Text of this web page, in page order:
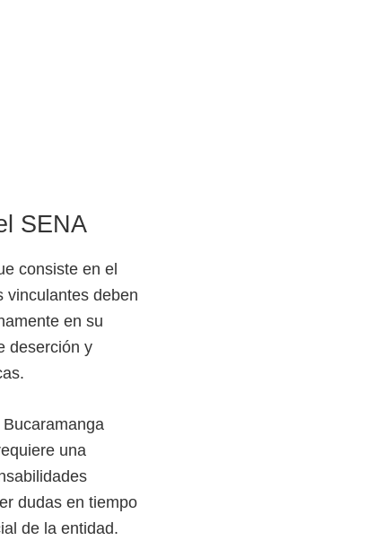
SENA
consiste en el
vinculantes deben
en su
deserción y
una
dudas en tiempo
de la entidad.